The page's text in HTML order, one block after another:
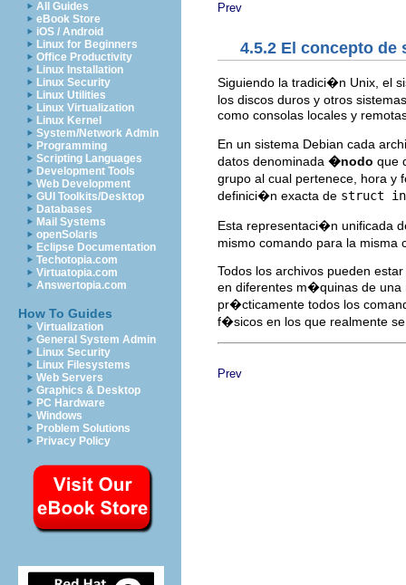
All Guides
eBook Store
iOS / Android
Linux for Beginners
Office Productivity
Linux Installation
Linux Security
Linux Utilities
Linux Virtualization
Linux Kernel
System/Network Admin
Programming
Scripting Languages
Development Tools
Web Development
GUI Toolkits/Desktop
Databases
Mail Systems
openSolaris
Eclipse Documentation
Techotopia.com
Virtuatopia.com
Answertopia.com
How To Guides
Virtualization
General System Admin
Linux Security
Linux Filesystems
Web Servers
Graphics & Desktop
PC Hardware
Windows
Problem Solutions
Privacy Policy
Prev
4.5.2 El concepto de
Siguiendo la tradici�n Unix, el
los discos duros y otros
como consolas locales y
En un sistema Debian cada
datos denominada �nodo que
grupo al cual pertenece, hora
definici�n exacta de struct
Esta representaci�n unificada
mismo comando para la
Todos los archivos pueden
en diferentes m�quinas de una
pr�cticamente todos los
f�sicos en los que realmente
Prev